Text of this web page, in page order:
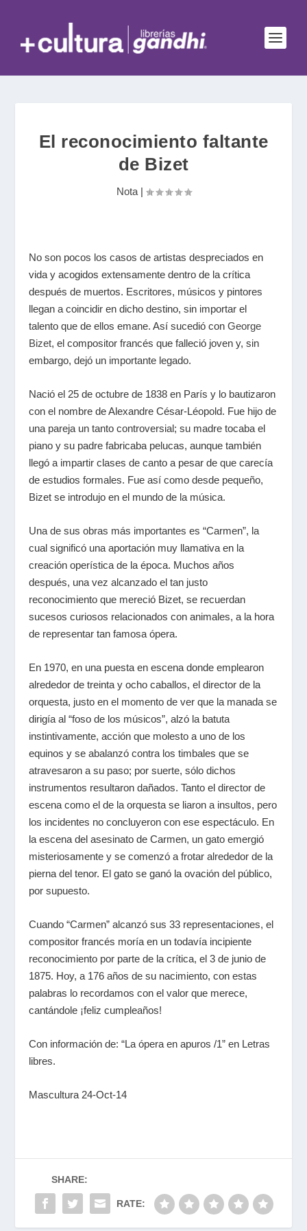
El reconocimiento faltante
de Bizet
Nota|
No son pocos los casos de artistas despreciados en
vida y acogidos extensamente dentro de la crítica
después de muertos. Escritores, músicos y pintores
llegan a coincidir en dicho destino, sin importar el
talento que de ellos emane. Así sucedió conGeorge
Bizet, el compositor francés que falleció joven y, sin
embargo, dejó un importante legado.
Nació el 25 de octubre de 1838 en París y lo bautizaron
con el nombre de Alexandre César-Léopold. Fue hijo de
una pareja un tanto controversial; su madre tocaba el
piano y su padre fabricaba pelucas, aunque también
llegó a impartir clases de canto a pesar de que carecía
de estudios formales. Fue así como desde pequeño,
Bizet se introdujo en el mundo de la música.
Una de sus obras más importantes es “Carmen”, la
cual significó una aportación muy llamativa en la
creación operística de la época. Muchos años
después, una vez alcanzado el tan justo
reconocimiento que mereció Bizet, se recuerdan
sucesos curiosos relacionados con animales, a la hora
de representar tan famosa ópera.
En 1970, en una puesta en escena donde emplearon
alrededor de treinta y ocho caballos, el director de la
orquesta, justo en el momento de ver que la manada se
dirigía al “foso de los músicos”, alzó la batuta
instintivamente, acción que molesto a uno de los
equinos y se abalanzó contra los timbales que se
atravesaron a su paso; por suerte, sólo dichos
instrumentos resultaron dañados. Tanto el director de
escena como el de la orquesta se liaron a insultos, pero
los incidentes no concluyeron con ese espectáculo. En
la escena del asesinato de Carmen, un gato emergió
misteriosamente y se comenzó a frotar alrededor de la
pierna del tenor. El gato se ganó la ovación del público,
por supuesto.
Cuando “Carmen” alcanzó sus 33 representaciones, el
compositor francés moría en un todavía incipiente
reconocimiento por parte de la crítica, el 3 de junio de
1875. Hoy, a 176 años de su nacimiento, con estas
palabras lo recordamos con el valor que merece,
cantándole ¡feliz cumpleaños!
Con información de: “La ópera en apuros /1” en Letras
libres.
Mascultura 24-Oct-14
SHARE:
RATE: